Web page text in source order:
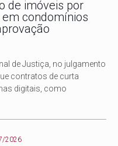
de imóveis por
condomínios
de Justiça, no julgamento
contratos de curta
digitais, como
2026